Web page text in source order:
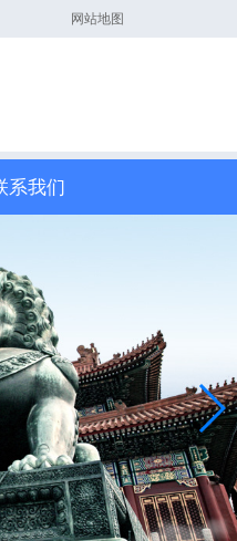
网站地图
系我们